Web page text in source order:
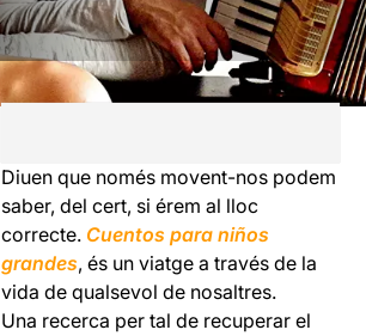
Diuen que només movent-nos podem
saber, del cert, si érem al lloc
correcte. Cuentos para niños
grandes, és un viatge a través de la
vida de qualsevol de nosaltres.
Una recerca per tal de recuperar el